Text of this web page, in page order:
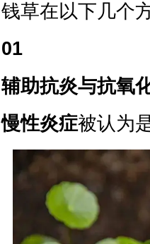
钱草在以下几个
01
辅助抗炎与抗氧
慢性炎症被认为